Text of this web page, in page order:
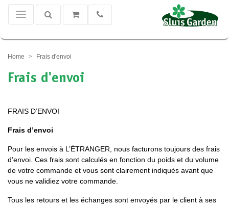
Home Frais d'envoi
Frais d'envoi
FRAIS D’ENVOI
Frais d’envoi
Pour les envois à L’ÉTRANGER, nous facturons toujours des frais
d’envoi. Ces frais sont calculés en fonction du poids et du volume
de votre commande et vous sont clairement indiqués avant que
vous ne validiez votre commande.
Tous les retours et les échanges sont envoyés par le client à ses